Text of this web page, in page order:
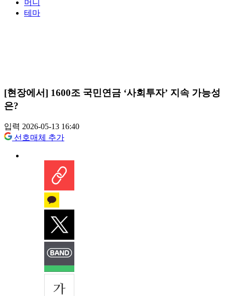
머니
테마
[현장에서] 1600조 국민연금 ‘사회투자’ 지속 가능성
은?
입력 2026-05-13 16:40
선호매체 추가